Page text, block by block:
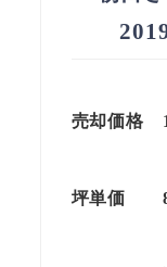
売却価格
坪単価